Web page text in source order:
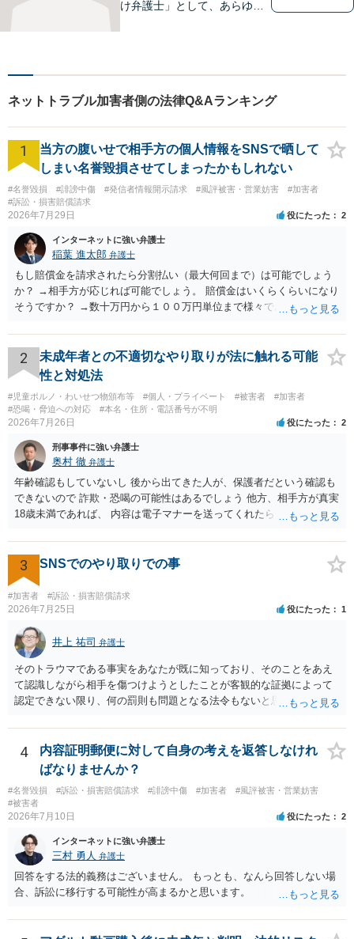
け弁護士」として、あらゆる
きます。まずはお気軽にご相
談ください。
ネットトラブル加害者側の法律Q&Aランキング
1
当方の腹いせで相手方の個人情報をSNSで晒して
しまい名誉毀損させてしまったかもしれない
#名誉毀損 #誹謗中傷 #発信者情報開示請求 #風評被害・営業妨害
#加害者
#訴訟・損害賠償請求
2026年7月29日 役にたった 2
インターネットに強い弁護士
稲葉 進太郎 弁護士
もし賠償金を請求されたら分割払い（最大何回まで）は可能でしょう
か？ →相手方が応じれば可能でしょう。 賠償金はいくらくらいになり
そうですか？ →数十万円から１００万円単位まで様々であり、不明で
渉が行われ、双方合意に至れば支払が開始され、決裂して相手方が訴
訟提起を選択すれば訴訟の中で解決がなされる流れが通常です。
2
未成年者との不適切なやり取りが法に触れる可能
性と対処法
#児童ポルノ・わいせつ物頒布等 #個人・プライベート #被害者
#加害者
#恐喝・脅迫への対応
#本名・住所・電話番号が不明
2026年7月26日 役にたった 2
刑事事件に強い弁護士
奥村 徹 弁護士
年齢確認もしていないし 後から出てきた人が、保護者だという確認も
できないので 詐欺・恐喝の可能性はあるでしょう 他方、相手方が真実
18歳未満であれば、 内容は電子マナーを送ってくれたら自慰行為など
画の尺は10分ほど、服を着たままで胸を触って欲しい、などの要望を
して、要求された金額(1000円程度)の電子マネーを送信してしまいま
した。 そこから、撮影するまで暇なので顔の雰囲気の写真を交換して
欲しい、住んでいる都道府県と区を教えてと言われたので教えたりと
言ったやり取りをしていました。 というやりとりは、青少年条例違反
（わいせつ行為）の疑いがあります。18歳未満と知らなくても処罰可
能です。
3 SNSでのやり取りでの事
#加害者 #訴訟・損害賠償請求
2026年7月25日 役にたった 1
井上 祐司 弁護士
そのトラウマである事実をあなたが既に知っており、そのことをあえ
て認識しながら相手を傷つけようとしたことが客観的な証拠によって
認定できない限り、何の罰則も問題となる法令もないと思われます。
4
内容証明郵便に対して自身の考えを返答しなけれ
ばなりませんか？
#名誉毀損 #訴訟・損害賠償請求 #誹謗中傷 #加害者
#風評被害・営業妨害
#被害者
2026年7月10日 役にたった 2
インターネットに強い弁護士
三村 勇人 弁護士
回答をする法的義務はございません。 もっとも、なんら回答しない場
合、訴訟に移行する可能性が高まるかと思います。